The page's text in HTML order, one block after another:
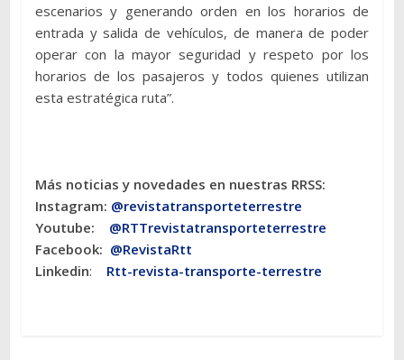
escenarios y generando orden en los horarios de
entrada y salida de vehículos, de manera de poder
operar con la mayor seguridad y respeto por los
horarios de los pasajeros y todos quienes utilizan
esta estratégica ruta”.
Más noticias y novedades en nuestras RRSS:
Instagram: @revistatransporteterrestre
Youtube: @RTTrevistatransporteterrestre
Facebook: @RevistaRtt
Linkedin: Rtt-revista-transporte-terrestre